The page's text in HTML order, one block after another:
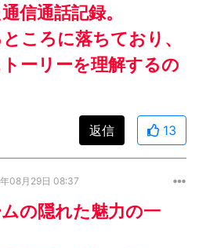
信通話記録。
ころに落ちており、
ーリーを理解するの
返信 13
08月29日 08:37
の隠れた魅力の一